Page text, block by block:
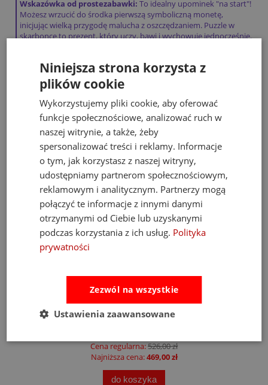
Wskazówka od prostezabawki: To idealny upominek "na start"!
Możesz wrzucić do środka pierwszą symboliczną monetę,
inicjując wielką przygodę malucha z oszczędzaniem. Puzzle w
skarbonce to prezent, który uczy, bawi i wychowuje jednocześnie.
Bestsellery
Fat Brain Toys dmuchawa do piłek Air Toobz
Cena regularna:526,00 zł
Najniższa cena:469,00 zł
do koszyka
Niniejsza strona korzysta z
plików cookie
Wykorzystujemy pliki cookie, aby oferować
funkcje społecznościowe, analizować ruch w
naszej witrynie, a także, żeby
spersonalizować treści i reklamy. Informacje
o tym, jak korzystasz z naszej witryny,
udostępniamy partnerom społecznościowym,
reklamowym i analitycznym. Partnerzy mogą
połączyć te informacje z innymi danymi
otrzymanymi od Ciebie lub uzyskanymi
podczas korzystania z ich usług. Polityka
prywatności
Zezwól na wszystkie
Ustawienia zaawansowane